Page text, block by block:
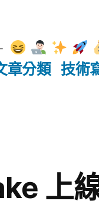
章分類 技術
上